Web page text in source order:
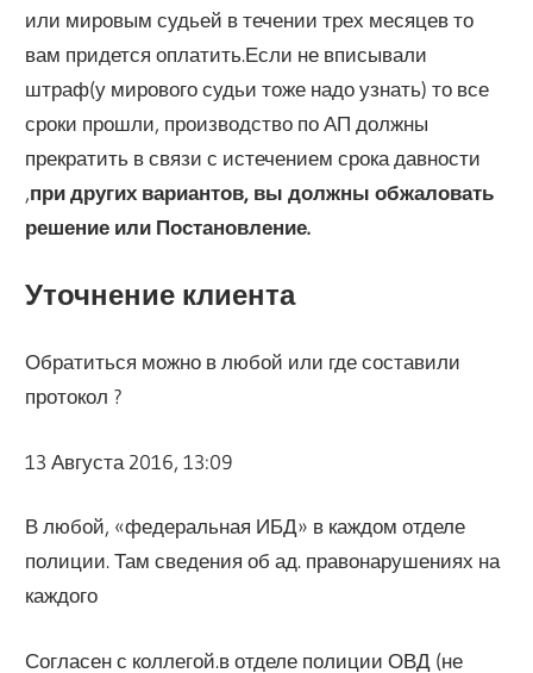
или мировым судьей в течении трех месяцев то
вам придется оплатить.Если не вписывали
штраф(у мирового судьи тоже надо узнать) то все
сроки прошли, производство по АП должны
прекратить в связи с истечением срока давности
,при других вариантов, вы должны обжаловать
решение или Постановление.
Уточнение клиента
Обратиться можно в любой или где составили
протокол ?
13 Августа 2016, 13:09
В любой, «федеральная ИБД» в каждом отделе
полиции. Там сведения об ад. правонарушениях на
каждого
Согласен с коллегой.в отделе полиции ОВД (не